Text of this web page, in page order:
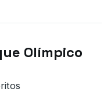
Olímpico